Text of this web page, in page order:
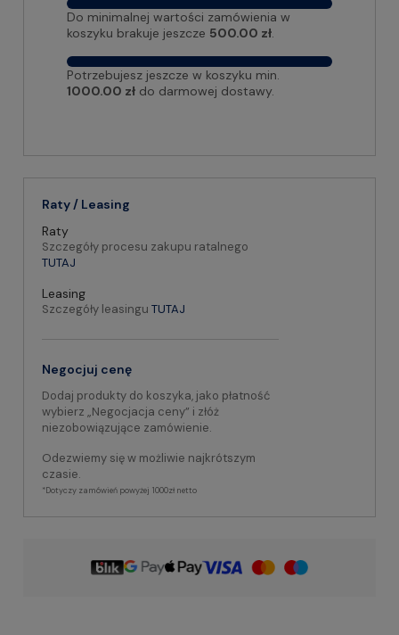
Do minimalnej wartości zamówienia w
koszyku brakuje jeszcze 500.00 zł.
Potrzebujesz jeszcze w koszyku min.
1000.00 zł do darmowej dostawy.
Raty / Leasing
Raty
Szczegóły procesu zakupu ratalnego
TUTAJ
Leasing
Szczegóły leasingu TUTAJ
Negocjuj cenę
Dodaj produkty do koszyka, jako płatność
wybierz „Negocjacja ceny” i złóż
niezobowiązujące zamówienie.
Odezwiemy się w możliwie najkrótszym
czasie.
*Dotyczy zamówień powyżej 1000zł netto